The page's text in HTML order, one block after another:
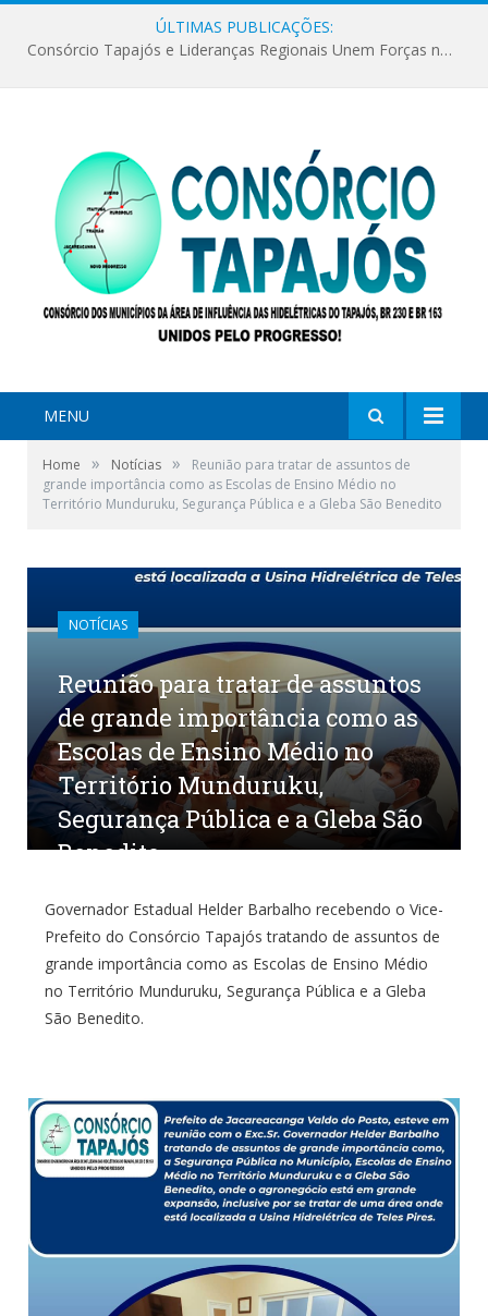
ÚLTIMAS PUBLICAÇÕES:
Consórcio Tapajós e Lideranças Regionais Unem Forças no Movimento Avança Tapajós.
MENU
Home » Notícias »
Reunião para tratar de assuntos de
grande importância como as Escolas de Ensino Médio no
Território Munduruku, Segurança Pública e a Gleba São Benedito
NOTÍCIAS
Reunião para tratar de assuntos
de grande importância como as
Escolas de Ensino Médio no
Território Munduruku,
Segurança Pública e a Gleba São
Benedito
ADMINISTRADOR em 14 DE JUNHO DE 2022
COMENTÁRIOS
Governador Estadual Helder Barbalho recebendo o Vice-
Prefeito do Consórcio Tapajós tratando de assuntos de
grande importância como as Escolas de Ensino Médio
no Território Munduruku, Segurança Pública e a Gleba
São Benedito.